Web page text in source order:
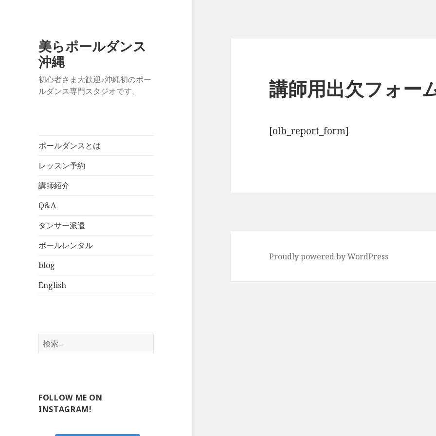
美らポールダンス
沖縄
初心者さま大歓迎♪沖縄初のポー
ルダンス専門スタジオです。
ポールダンスとは
レッスン予約
講師紹介
Q&A
ダンサー派遣
ポールレンタル
blog
English
検
索:
FOLLOW ME ON
INSTAGRAM!
講師用出欠フォー
[olb_report_form]
Proudly powered by WordPress